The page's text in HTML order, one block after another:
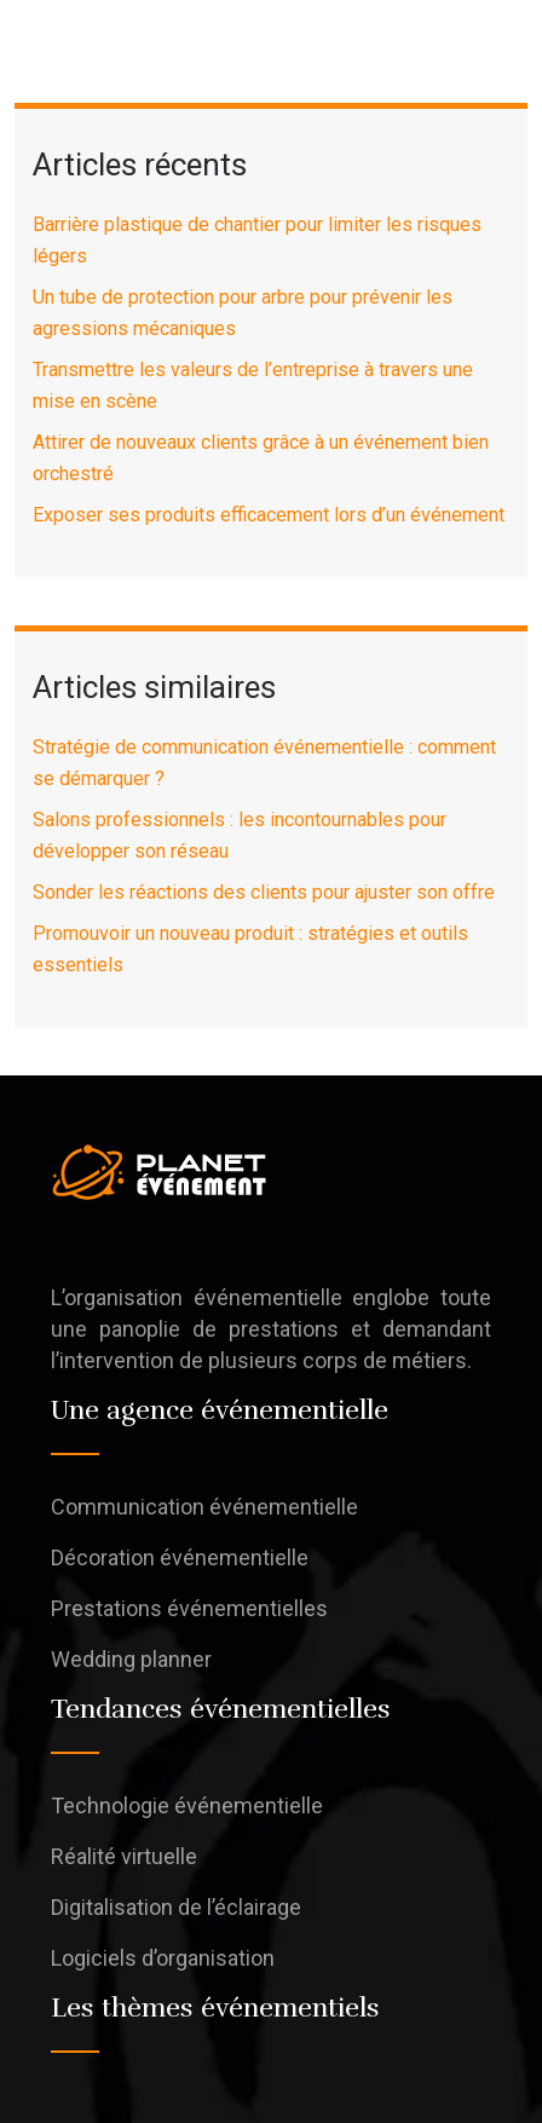
Articles récents
Barrière plastique de chantier pour limiter les risques
légers
Un tube de protection pour arbre pour prévenir les
agressions mécaniques
Transmettre les valeurs de l’entreprise à travers une
mise en scène
Attirer de nouveaux clients grâce à un événement bien
orchestré
Exposer ses produits efficacement lors d’un événement
Articles similaires
Stratégie de communication événementielle : comment
se démarquer ?
Salons professionnels : les incontournables pour
développer son réseau
Sonder les réactions des clients pour ajuster son offre
Promouvoir un nouveau produit : stratégies et outils
essentiels
L’organisation événementielle englobe toute
une panoplie de prestations et demandant
l’intervention de plusieurs corps de métiers.
Une agence événementielle
Communication événementielle
Décoration événementielle
Prestations événementielles
Wedding planner
Tendances événementielles
Technologie événementielle
Réalité virtuelle
Digitalisation de l’éclairage
Logiciels d’organisation
Les thèmes événementiels